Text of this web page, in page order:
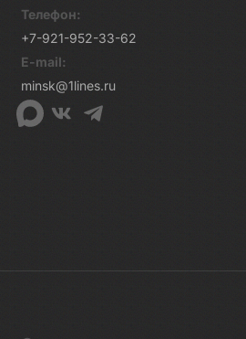
Телефон:
+7-921-952-33-62
E-mail:
minsk@1lines.ru